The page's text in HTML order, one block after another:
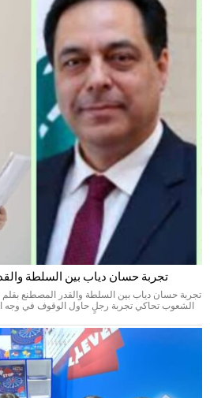
تجربة حسان دياب بين السلطة
تجربة حسان دياب بين السلطة والقدر المصطنع
الشعوب تحاكي تجربة رجلٍ حاول الوقوف في وجه